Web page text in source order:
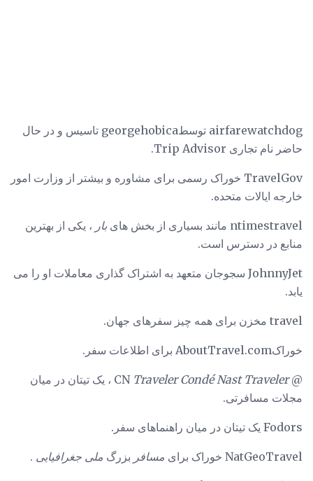
airfarewatchdog توسطgeorgehobica تاسیس و در حال
حاضر نام تجاری Trip Advisor.
TravelGov خوراک رسمی برای مشاوره و بیشتر از وزارت امور
خارجه ایالات متحده.
ntimestravel مانند بسیاری از بخش های بار ، یکی از بهترین
منابع در دسترس است.
JohnnyJet سجوجان متعهد به اشتراک گذاری معاملات او را می
یابد.
travel مخزن برای همه چیز سفرهای جهان.
خوراکAboutTravel.com برای اطلاعات سفر.
@ CN
Traveler Condé Nast Traveler
، یک تیتان در میان
مجلات مسافرتی.
Fodors یک تیتان در میان راهنماهای سفر.
NatGeoTravel خوراک برای مسافر بزرگ ملی جغرافیایی .